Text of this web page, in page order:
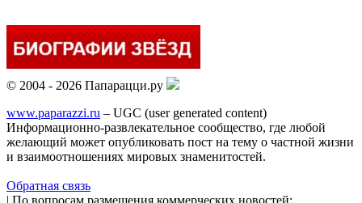
© 2004 - 2026 Папарацци.ру
www.paparazzi.ru – UGC (user generated content)
Информационно-развлекательное сообщество, где любой
желающий может опубликовать пост на тему о частной жизни
и взаимоотношениях мировых знаменитостей.
Обратная связь
| По вопросам размещения коммерческих новостей: